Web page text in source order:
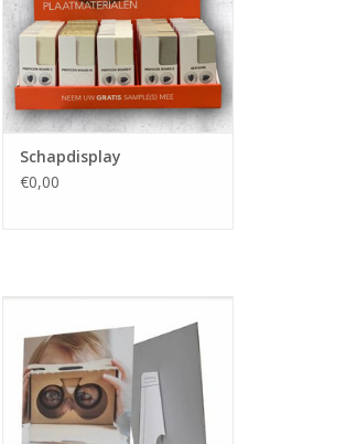
Schapdisplay
€0,00
de aandacht te trekken van uw
klanten.
TOEVOEGEN AAN WINKELWAGEN